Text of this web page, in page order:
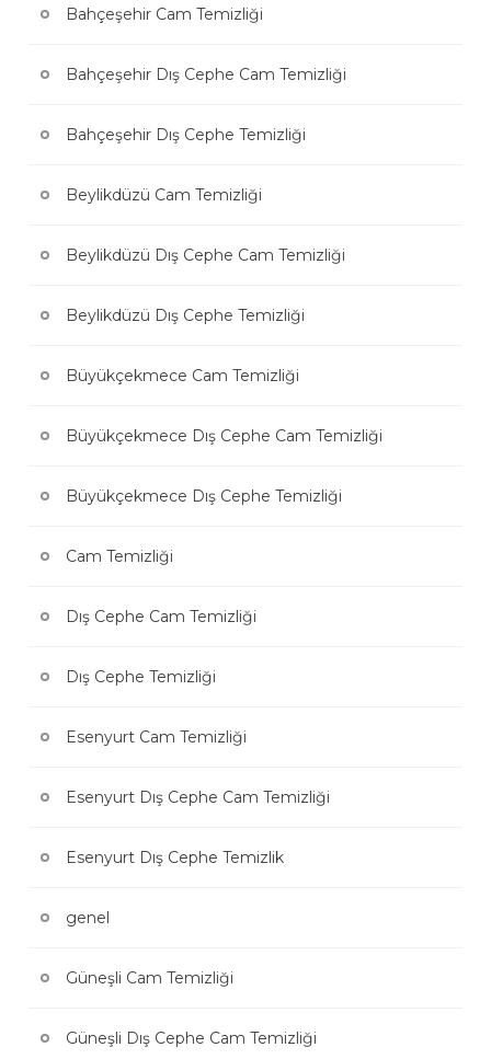
Bahçeşehir Cam Temizliği
Bahçeşehir Dış Cephe Cam Temizliği
Bahçeşehir Dış Cephe Temizliği
Beylikdüzü Cam Temizliği
Beylikdüzü Dış Cephe Cam Temizliği
Beylikdüzü Dış Cephe Temizliği
Büyükçekmece Cam Temizliği
Büyükçekmece Dış Cephe Cam Temizliği
Büyükçekmece Dış Cephe Temizliği
Cam Temizliği
Dış Cephe Cam Temizliği
Dış Cephe Temizliği
Esenyurt Cam Temizliği
Esenyurt Dış Cephe Cam Temizliği
Esenyurt Dış Cephe Temizlik
genel
Güneşli Cam Temizliği
Güneşli Dış Cephe Cam Temizliği